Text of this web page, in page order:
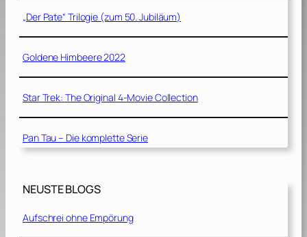
„Der Pate“ Trilogie (zum 50. Jubiläum)
Goldene Himbeere 2022
Star Trek: The Original 4-Movie Collection
Pan Tau – Die komplette Serie
NEUSTE BLOGS
Aufschrei ohne Empörung